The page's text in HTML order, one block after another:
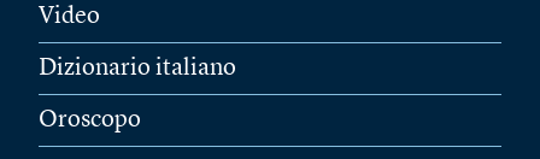
Video
Dizionario italiano
Oroscopo